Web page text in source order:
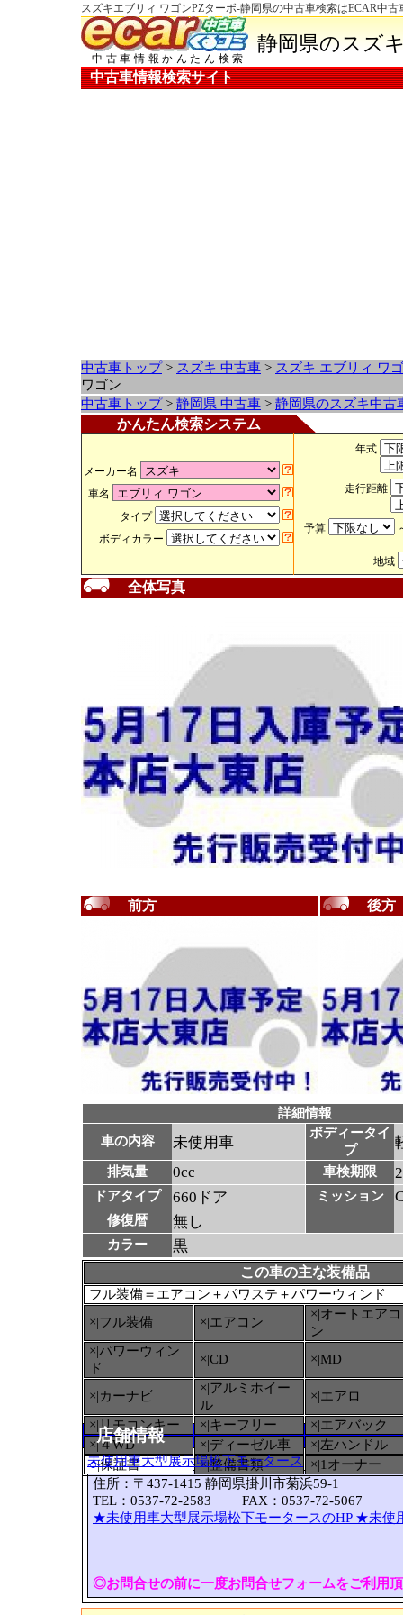
スズキエブリィ ワゴンPZターボ-静岡県の中古車検索はECAR中古
中古車情報かんたん検索
静岡県のスズ
中古車情報検索サイト
中古車トップ> スズキ 中古車 > スズキ エブリィ ワ
ワゴン
中古車トップ> 静岡県 中古車 > 静岡県のスズキ中古
かんたん検索システム
メーカー名
車名
タイプ
ボディカラー
年式
走行距離
予算
地域
全体写真
前方 後方
詳細情報
車の内容
未使用車
ボディータイ
プ
排気量 0cc 車検期限
ドアタイプ 660ドア ミッション
修復暦 無し
カラー 黒
この車の主な装備品
フル装備＝エアコン＋パワステ＋パワーウィンド
×|フル装備
×|エアコン
×|オートエアコ
ン
×|パワーウィン
ド
×|CD ×|MD
×|カーナビ
×|アルミホイー
ル
×|エアロ
×|リモコンキー
×|キーフリー
×|エアバック
×|４WD
×|ディーゼル車
×|左ハンドル
○|保証書 ×|整備書類 ×|1オーナー
店舗情報
未使用車大型展示場松下モータース
住所：〒437-1415 静岡県掛川市菊浜59-1
TEL：0537-72-2583 FAX：0537-72-5067
★未使用車大型展示場松下モータースのHP ★未使
◎お問合せの前に一度お問合せフォームをご利用